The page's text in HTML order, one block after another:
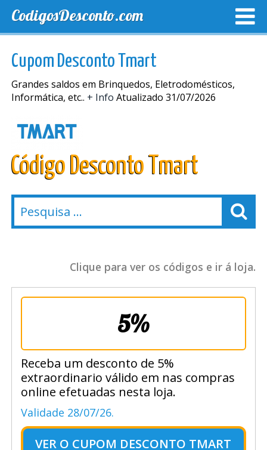
CodigosDesconto.com
Cupom Desconto Tmart
Grandes saldos em Brinquedos, Eletrodomésticos,
Informática, etc.. + Info Atualizado 31/07/2026
Código Desconto Tmart
Clique para ver os códigos e ir á loja.
5%
Receba um desconto de 5%
extraordinario válido em nas compras
online efetuadas nesta loja.
Validade 28/07/26.
VER O CUPOM DESCONTO TMART